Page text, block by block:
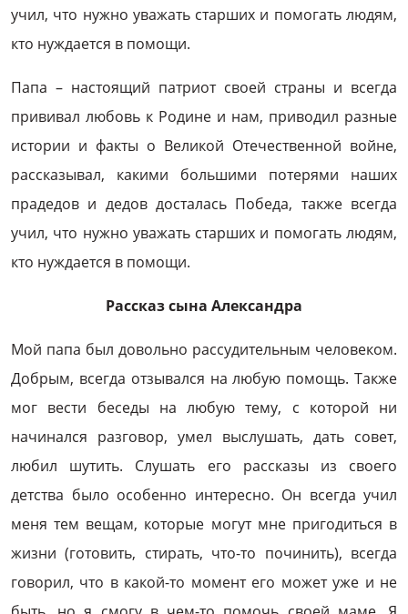
учил, что нужно уважать старших и помогать людям,
кто нуждается в помощи.
Папа – настоящий патриот своей страны и всегда
прививал любовь к Родине и нам, приводил разные
истории и факты о Великой Отечественной войне,
рассказывал, какими большими потерями наших
прадедов и дедов досталась Победа, также всегда
учил, что нужно уважать старших и помогать людям,
кто нуждается в помощи.
Рассказ сына Александра
Мой папа был довольно рассудительным человеком.
Добрым, всегда отзывался на любую помощь. Также
мог вести беседы на любую тему, с которой ни
начинался разговор, умел выслушать, дать совет,
любил шутить. Слушать его рассказы из своего
детства было особенно интересно. Он всегда учил
меня тем вещам, которые могут мне пригодиться в
жизни (готовить, стирать, что-то починить), всегда
говорил, что в какой-то момент его может уже и не